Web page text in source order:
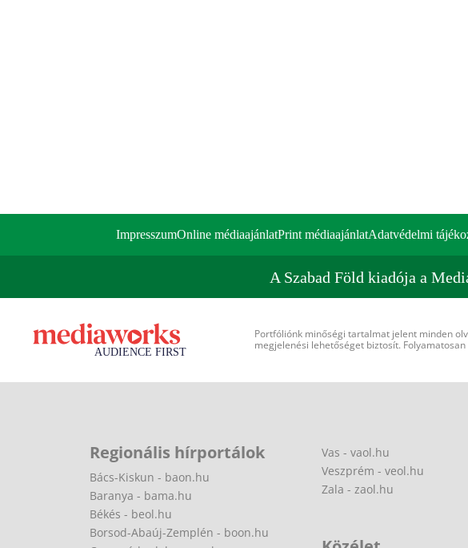
ImpresszumOnline médiaajánlatPrint médiaajánlatAdatvédelmi
A Szabad Föld kiadója a
Portfóliónk minőségi tartalmat jelent minden
megjelenési lehetőséget biztosít.
Regionális hírportálok
Bács-Kiskun - baon.hu
Baranya - bama.hu
Békés - beol.hu
Borsod-Abaúj-Zemplén - boon.hu
Vas - vaol.hu
Veszprém - veol.hu
Zala - zaol.hu